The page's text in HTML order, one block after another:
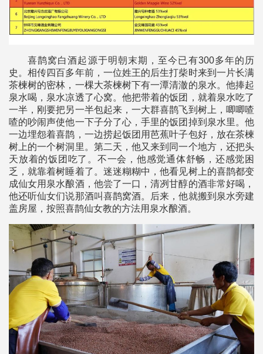
喜鹊窝白酒起源于明朝末期，至今已有300多年的历
史。相传四百多年前，一位姓王的后生打柴时来到一片长满
茶楝树的密林，一棵大茶楝树下有一潭清澈的泉水。他捧起
泉水喝，泉水凉透了心窝。他把带着的饭团，就着泉水吃了
一半，刚要把另一半包起来，一大群喜鹊飞到树上，唧唧喳
喳的吵闹声使他一下子分了心，手里的饭团掉到泉水里。他
一边埋怨着喜鹊，一边捞起饭团用芭蕉叶子包好，放在茶楝
树上的一个树洞里。第二天，他又来到同一个地方，还把头
天放着的饭团吃了。不一会，他感觉通体舒畅，还感觉困
乏，就靠着树睡着了。迷迷糊糊中，他看见树上的喜鹊都变
成仙女用泉水酿酒，他尝了一口，清冽甘醇的酒非常好喝，
他还听仙女们说那酒叫喜鹊窝酒。后来，他就搬到泉水旁建
盖房屋，按照喜鹊仙女教的方法用泉水酿酒。